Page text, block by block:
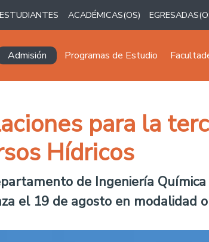
ESTUDIANTES ACADÉMICAS(OS)
principal
Admisión Programas de Estudio
para la
Hídricos
de Ingeniería
el 19 de agosto en modalidad